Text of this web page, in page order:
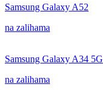
Samsung Galaxy A52
na zalihama
Samsung Galaxy A34 5G
na zalihama